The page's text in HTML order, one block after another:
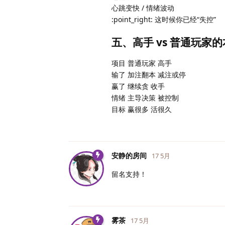
心跳变快 / 情绪波动
:point_right: 这时候你已经“失控”
五、高手 vs 普通玩家
项目 普通玩家 高手
输了 加注翻本 减注或停
赢了 继续贪 收手
情绪 主导决策 被控制
目标 赢很多 活很久
安静的房间 17 5月
留名支持！
雾茶 17 5月